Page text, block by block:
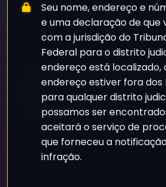
Seu nome, endereço e
e uma declaração de que
com a jurisdição do
Federal para o distrito
endereço está localizado,
endereço estiver fora dos
para qualquer distrito
possamos ser
aceitará o serviço de
que forneceu a
infração.